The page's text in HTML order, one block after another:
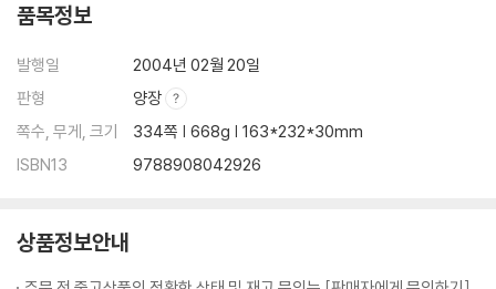
품목정보
발행일
2004년 02월 20일
판형
양장
쪽수, 무게, 크기
334쪽 | 668g | 163*232*30mm
ISBN13
9788908042926
상품정보안내